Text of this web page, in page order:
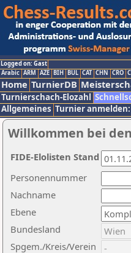
Logged on: Gast
Arabic ARM AZE BIH BUL CAT CHN CRO
Home TurnierDB
Turnierschach-Elozahl
Allgemeines Turnier anmelden:
Willkommen bei
Nachname
Ebene
Personennummer
Bundesland
Spgem./Kreis/Verein
FIDE-Elolisten Stand